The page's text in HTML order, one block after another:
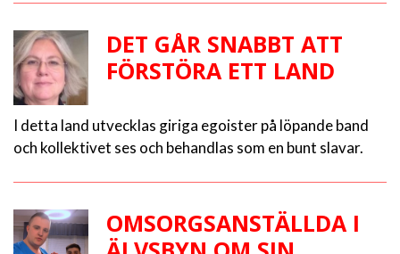
DET GÅR SNABBT ATT
FÖRSTÖRA ETT LAND
I detta land utvecklas giriga egoister på löpande band
och kollektivet ses och behandlas som en bunt slavar.
OMSORGSANSTÄLLDA I